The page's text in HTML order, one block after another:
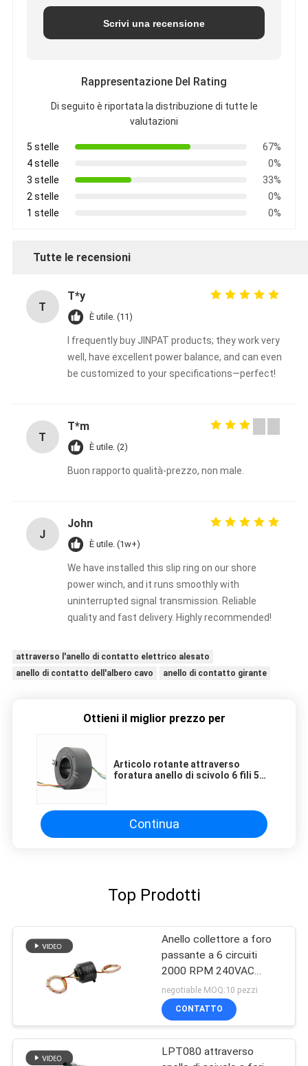
Scrivi una recensione
Rappresentazione Del Rating
Di seguito è riportata la distribuzione di tutte le
valutazioni
5 stelle
67%
4 stelle
0%
3 stelle
33%
2 stelle
0%
1 stelle
0%
Tutte le recensioni
T
T*y
È utile. (11)
I frequently buy JINPAT products; they work very
well, have excellent power balance, and can even
be customized to your specifications—perfect!
T
T*m
È utile. (2)
Buon rapporto qualità-prezzo, non male.
J
John
È utile. (1w+)
We have installed this slip ring on our shore
power winch, and it runs smoothly with
uninterrupted signal transmission. Reliable
quality and fast delivery. Highly recommended!
attraverso l'anello di contatto elettrico alesato
anello di contatto dell'albero cavo
anello di contatto girante
Ottieni il miglior prezzo per
Articolo rotante attraverso
foratura anello di scivolo 6 fili 5A
Continua
Top Prodotti
Anello collettore a foro
passante a 6 circuiti
2000 RPM 240VAC
Contatti in oro
negotiable MOQ:10 pezzi
CONTATTO
LPT080 attraverso